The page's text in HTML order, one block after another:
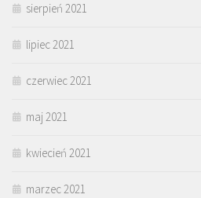
sierpień 2021
lipiec 2021
czerwiec 2021
maj 2021
kwiecień 2021
marzec 2021